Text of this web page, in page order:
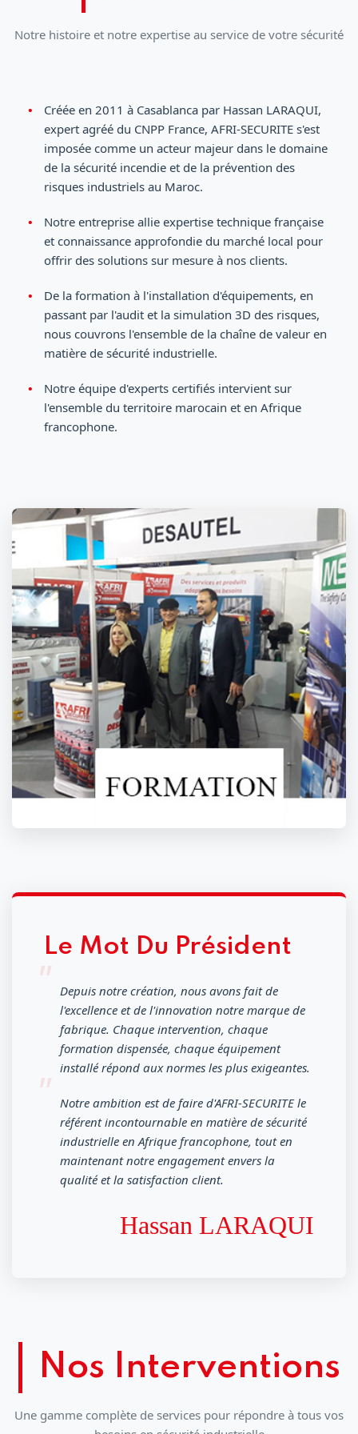
Protection des yeux MSA
Pièces de Rechange Extincteurs
Tuyaux incendie
Division
Vetement sapeur pompier
Équipement de protection antichute
Appareils respiratoires filtrants MSA
Appareils respiratoires isolants MSA
Batteries et torche
Protection des pieds
Hydraulique
Systèmes
Désenfumage
Alarmes
Détection
Notre histoire et notre expertise au service de votre sécurité
Créée en 2011 à Casablanca par Hassan LARAQUI,
expert agréé du CNPP France, AFRI-SECURITE s'est
imposée comme un acteur majeur dans le domaine
de la sécurité incendie et de la prévention des
risques industriels au Maroc.
Notre entreprise allie expertise technique française
et connaissance approfondie du marché local pour
offrir des solutions sur mesure à nos clients.
De la formation à l'installation d'équipements, en
passant par l'audit et la simulation 3D des risques,
nous couvrons l'ensemble de la chaîne de valeur en
matière de sécurité industrielle.
Notre équipe d'experts certifiés intervient sur
l'ensemble du territoire marocain et en Afrique
francophone.
Le Mot Du Président
Depuis notre création, nous avons fait de
l'excellence et de l'innovation notre marque de
fabrique. Chaque intervention, chaque
formation dispensée, chaque équipement
installé répond aux normes les plus exigeantes.
Notre ambition est de faire d'AFRI-SECURITE le
référent incontournable en matière de sécurité
industrielle en Afrique francophone, tout en
maintenant notre engagement envers la
qualité et la satisfaction client.
Hassan LARAQUI
Nos Interventions
Une gamme complète de services pour répondre à tous vos